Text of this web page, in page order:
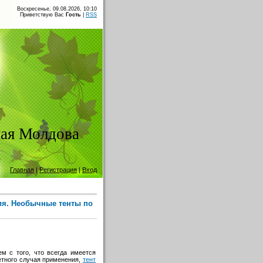
Воскресенье, 09.08.2026, 10:10
Приветствую Вас Гость RSS
Молдова
Главная |Регистрация|Вход
Необычные тенты по
с того, что всегда имеется
случая применения, тент